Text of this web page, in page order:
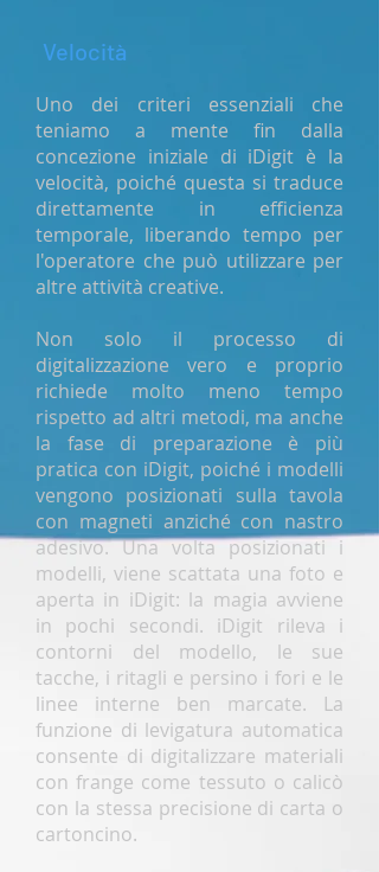
Velocità
Uno dei criteri essenziali che
teniamo a mente fin dalla
concezione iniziale di iDigit è la
velocità, poiché questa si traduce
direttamente in efficienza
temporale, liberando tempo per
l'operatore che può utilizzare per
altre attività creative.
Non solo il processo di
digitalizzazione vero e proprio
richiede molto meno tempo
rispetto ad altri metodi, ma anche
la fase di preparazione è più
pratica con iDigit, poiché i modelli
vengono posizionati sulla tavola
con magneti anziché con nastro
adesivo. Una volta posizionati i
modelli, viene scattata una foto e
aperta in iDigit: la magia avviene
in pochi secondi. iDigit rileva i
contorni del modello, le sue
tacche, i ritagli e persino i fori e le
linee interne ben marcate. La
funzione di levigatura automatica
consente di digitalizzare materiali
con frange come tessuto o calicò
con la stessa precisione di carta o
cartoncino.